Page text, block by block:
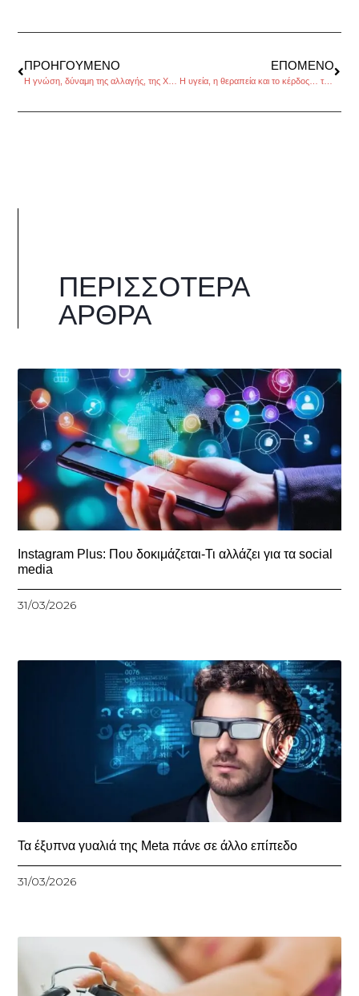
ΠΡΟΗΓΟΎΜΕΝΟ ΕΠΌΜΕΝΟ
Η υγεία, η θεραπεία και το κέρδος… της Κικής Τσακίρη
ΠΕΡΙΣΣΌΤΕΡΑ
ΆΡΘΡΑ
Instagram Plus: Που δοκιμάζεται-Τι αλλάζει για τα social
media
31/03/2026
Τα έξυπνα γυαλιά της Meta πάνε σε άλλο επίπεδο
31/03/2026